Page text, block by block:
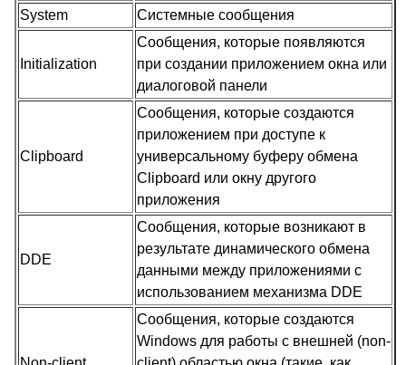
System
Системные сообщения
Initialization
Сообщения, которые появляются
при создании приложением окна или
диалоговой панели
Clipboard
Сообщения, которые создаются
приложением при доступе к
универсальному буферу обмена
Clipboard или окну другого
приложения
DDE
Сообщения, которые возникают в
результате динамического обмена
данными между приложениями с
использованием механизма DDE
Сообщения, которые создаются
Windows для работы с внешней (non-